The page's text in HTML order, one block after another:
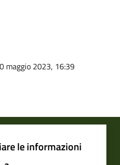
maggio 2023, 16:39
le informazioni